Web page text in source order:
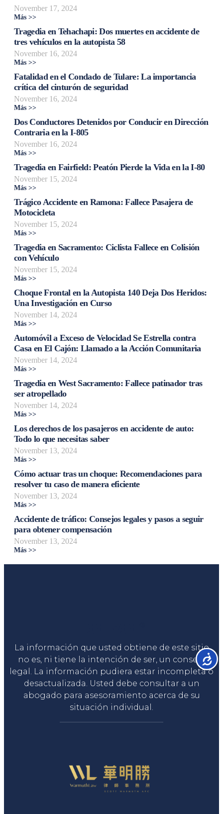
November 17, 2024
Más >>
Tragedia en Tehachapi: Dos muertes en accidente de
tres vehículos en la autopista 58
November 16, 2024
Más >>
Fatalidad en el Condado de Tulare: La importancia
crítica del cinturón de seguridad
November 16, 2024
Más >>
Dos Conductores Detenidos por Conducir en Dirección
Contraria en la I-805
November 16, 2024
Más >>
Tragedia en Fairfield: Peatón Pierde la Vida en la I-80
November 15, 2024
Más >>
Trágico Accidente en Ramona: Fallece Pasajera de
Motocicleta
November 15, 2024
Más >>
Tragedia en Sacramento: Ciclista Fallece en Colisión
con Vehículo
November 15, 2024
Más >>
Choque Frontal en la Autopista 140 Deja Dos Heridos:
Una Investigación en Curso
November 14, 2024
Más >>
Automóvil a Exceso de Velocidad Se Estrella contra
Casa en El Cajón: Llamado a la Acción Comunitaria
November 14, 2024
Más >>
Tragedia en West Sacramento: Fallece patinador tras
ser atropellado
November 14, 2024
Más >>
Los derechos de los pasajeros en accidente de auto:
Todo lo que necesitas saber
November 13, 2024
Más >>
Cómo actuar tras un choque: Recomendaciones para
resolver tu caso de manera eficiente
November 13, 2024
Más >>
Accidente de tráfico: Consejos legales y pasos a seguir
para obtener compensación
November 13, 2024
Más >>
La información que usted obtiene de este sitio
no es, ni tiene la intención de ser, un consejo
legal. La información pudiera estar incompleta o
desactualizada. Usted debe consultar a un
abogado para asesoramiento acerca de su
situación individual.